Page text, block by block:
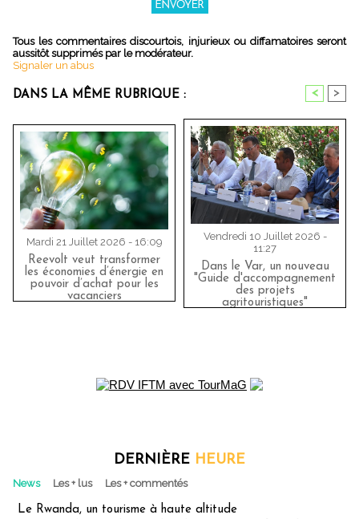
Tous les commentaires discourtois, injurieux ou diffamatoires seront
aussitôt supprimés par le modérateur.
Signaler un abus
DANS LA MÊME RUBRIQUE : < >
Mardi 21 Juillet 2026 - 16:09
Reevolt veut transformer
les économies d’énergie en
pouvoir d’achat pour les
vacanciers
Vendredi 10 Juillet 2026 -
11:27
Dans le Var, un nouveau
"Guide d'accompagnement
des projets
agritouristiques"
DERNIÈRE HEURE
News Les + lus Les + commentés
Le Rwanda, un tourisme à haute altitude